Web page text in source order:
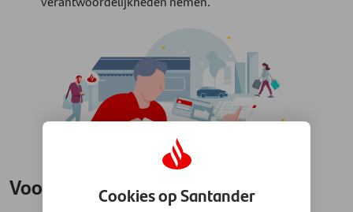
Voor onze medewerkers
Cookies op Santander